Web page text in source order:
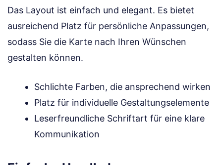
Das Layout ist einfach und elegant. Es bietet
ausreichend Platz für persönliche Anpassungen,
sodass Sie die Karte nach Ihren Wünschen
gestalten können.
Schlichte Farben, die ansprechend wirken
Platz für individuelle Gestaltungselemente
Leserfreundliche Schriftart für eine klare
Kommunikation